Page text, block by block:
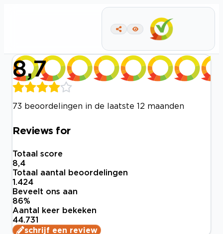
8,7
73 beoordelingen in de laatste 12 maanden
Reviews for
Totaal score
8,4
Totaal aantal beoordelingen
1.424
Beveelt ons aan
86%
Aantal keer bekeken
44.731
schrijf een review